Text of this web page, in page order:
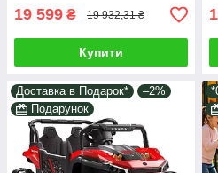
19 599 ₴ 19 932,31 ₴
Купити
Доставка в Подарок*
–2%
Подарунок